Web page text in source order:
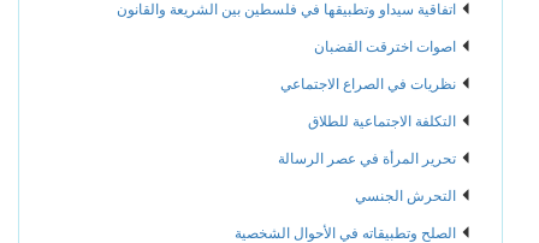
اتفاقية سيداو وتطبيقها في فلسطين بين الشريعة والقانون
اصوات اخترقت القضبان
نظريات في الصراع الاجتماعي
التكلفة الاجتماعية للطلاق
تحرير المرأة في عصر الرسالة
التحرش الجنسي
الصلح وتطبيقاته في الأحوال الشخصية